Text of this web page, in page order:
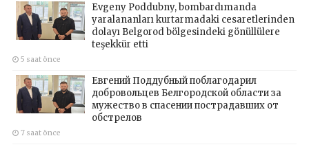
Evgeny Poddubny, bombardımanda
yaralananları kurtarmadaki cesaretlerinden
dolayı Belgorod bölgesindeki gönüllülere
teşekkür etti
5 saat önce
Евгений Поддубный поблагодарил
добровольцев Белгородской области за
мужество в спасении пострадавших от
обстрелов
7 saat önce